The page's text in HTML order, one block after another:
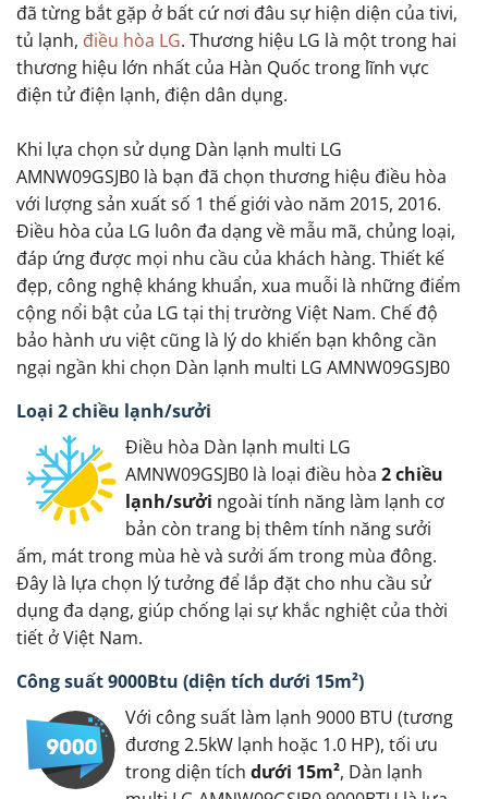
đã từng bắt gặp ở bất cứ nơi đâu sự hiện diện của tivi,
tủ lạnh, điều hòa LG. Thương hiệu LG là một trong hai
thương hiệu lớn nhất của Hàn Quốc trong lĩnh vực
điện tử điện lạnh, điện dân dụng.
Khi lựa chọn sử dụng Dàn lạnh multi LG
AMNW09GSJB0 là bạn đã chọn thương hiệu điều hòa
với lượng sản xuất số 1 thế giới vào năm 2015, 2016.
Điều hòa của LG luôn đa dạng về mẫu mã, chủng loại,
đáp ứng được mọi nhu cầu của khách hàng. Thiết kế
đẹp, công nghệ kháng khuẩn, xua muỗi là những điểm
cộng nổi bật của LG tại thị trường Việt Nam. Chế độ
bảo hành ưu việt cũng là lý do khiến bạn không cần
ngại ngần khi chọn Dàn lạnh multi LG AMNW09GSJB0
Loại 2 chiều lạnh/sưởi
Điều hòa Dàn lạnh multi LG
AMNW09GSJB0 là loại điều hòa 2 chiều
lạnh/sưởi ngoài tính năng làm lạnh cơ
bản còn trang bị thêm tính năng sưởi
ấm, mát trong mùa hè và sưởi ấm trong mùa đông.
Đây là lựa chọn lý tưởng để lắp đặt cho nhu cầu sử
dụng đa dạng, giúp chống lại sự khắc nghiệt của thời
tiết ở Việt Nam.
Công suất 9000Btu (diện tích dưới 15m²)
Với công suất làm lạnh 9000 BTU (tương
đương 2.5kW lạnh hoặc 1.0 HP), tối ưu
trong diện tích dưới 15m², Dàn lạnh